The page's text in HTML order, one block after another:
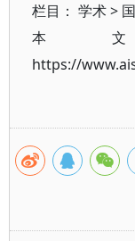
栏目： 学术>
本
https://